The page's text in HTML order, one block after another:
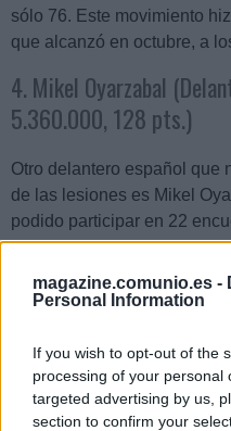
magazine.comunio.es -
Personal Information
If you wish to opt-out of the
processing of your personal
targeted advertising by us,
section to confirm your
sólo 76. Este movimiento
que alcanzó en octubre, a
4. Mikel Oyarzabal
5.360.000, 128 pts.)
Otro delantero español que
de las lesiones es Mikel
podido participar en 22
ligamento cruzado en
asistencias y alcanzando
puntuó mal al principio de
mercado ha bajado
de rodilla, pasando de los